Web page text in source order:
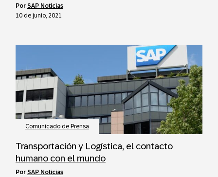
por SAP Noticias
10 de junio, 2021
Comunicado de Prensa
Transportación y Logística, el contacto
humano con el mundo
por SAP Noticias